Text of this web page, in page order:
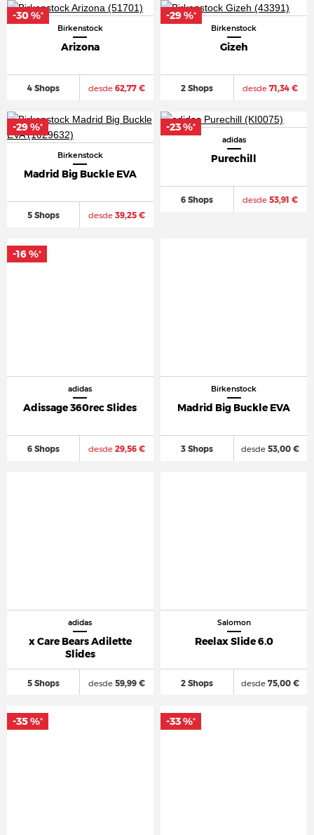
Birkenstock
Arizona
4 Shops desde62,77 €
-30 %*
Birkenstock
Gizeh
2 Shops desde 71,34 €
-29 %*
Birkenstock
Madrid Big Buckle EVA
5 Shops desde39,25 €
-29 %*
adidas
Purechill
6 Shops desde 53,91 €
-23 %*
adidas
Adissage 360rec Slides
6 Shops desde29,56 €
-16 %*
Birkenstock
Madrid Big Buckle EVA
3 Shops desde 53,00 €
adidas
x Care Bears Adilette
Slides
5 Shops desde59,99 €
Salomon
Reelax Slide 6.0
2 Shops desde 75,00 €
-35 %* -33 %*